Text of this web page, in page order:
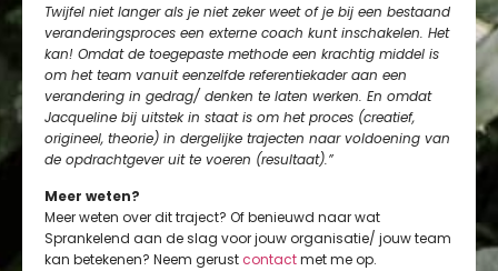
Twijfel niet langer als je niet zeker weet of je bij een bestaand
veranderingsproces een externe coach kunt inschakelen. Het
kan! Omdat de toegepaste methode een krachtig middel is
om het team vanuit eenzelfde referentiekader aan een
verandering in gedrag/ denken te laten werken. En omdat
Jacqueline bij uitstek in staat is om het proces (creatief,
origineel, theorie) in dergelijke trajecten naar voldoening van
de opdrachtgever uit te voeren (resultaat).”
Meer weten?
Meer weten over dit traject? Of benieuwd naar wat
Sprankelend aan de slag voor jouw organisatie/ jouw team
kan betekenen? Neem gerustcontactmet me op.